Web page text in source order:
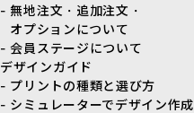
- 無地注文・追加注文・
オプションについて
- 会員ステージについて
デザインガイド
- プリントの種類と選び方
- シミュレーターでデザイン作成